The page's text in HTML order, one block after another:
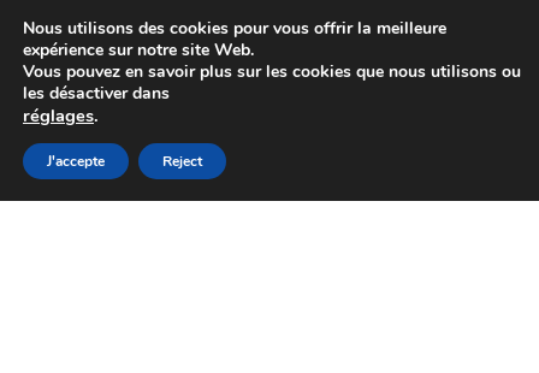
Colissimo livraison à partir de 7 EUR
Du lundi au vendredi de 9 h à 16 h
Aller
à
Aller
au
Nous utilisons des cookies pour vous offrir la meilleure
expérience sur notre site Web.
Vous pouvez en savoir plus sur les cookies que nous utilisons ou
les désactiver dans
réglages.
J'accepte Reject